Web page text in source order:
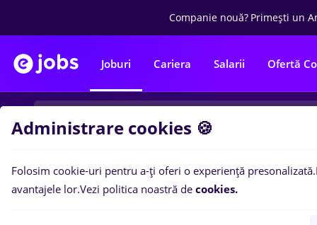
Companie nouă? Primești un
Joburi Cariera Salarii Ofertă
Filtre 0
Administrare cookies 🍪
Folosim cookie-uri pentru a-ți oferi o experiență presonalizată.
avantajele lor.Vezi politica noastră de cookies.